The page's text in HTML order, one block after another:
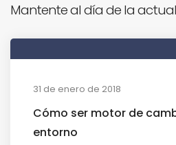
Mantente al día de la
31 de enero de 2018
Cómo ser motor de
entorno